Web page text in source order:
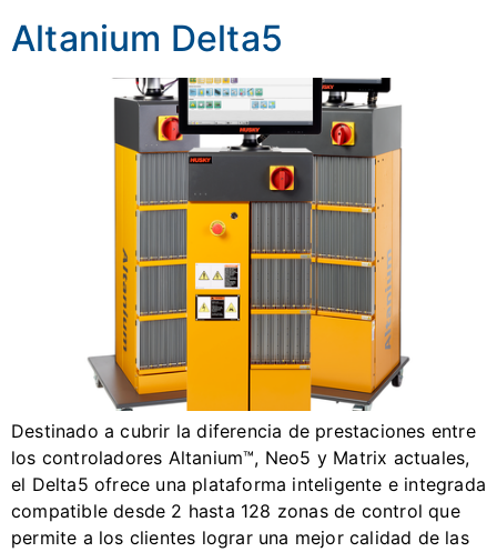
Altanium Delta5
Destinado a cubrir la diferencia de prestaciones entre
los controladores Altanium™, Neo5 y Matrix actuales,
el Delta5 ofrece una plataforma inteligente e integrada
compatible desde 2 hasta 128 zonas de control que
permite a los clientes lograr una mejor calidad de las